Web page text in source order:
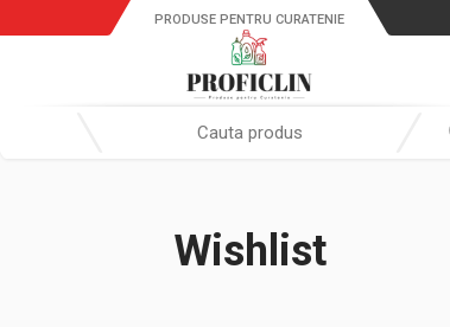
PRODUSE PENTRU CURATENIE
Wishlist